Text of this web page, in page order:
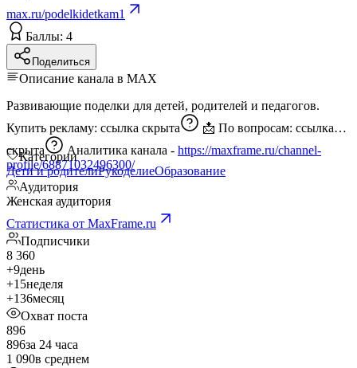
max.ru/podelkidetkam1
Баллы: 4
Поделиться
Описание канала в MAX
Развивающие поделки для детей, родителей и педагогов.
Купить рекламу: ссылка скрыта 📩 По вопросам: ссылка
скрыта
Аналитика канала - https://maxframe.ru/channel-
profile/68871032496300/
Категории
Дети и родителиРукоделиеОбразование
Аудитория
Женская аудитория
Статистика от MaxFrame.ru
Подписчики
8 360
+9день
+15неделя
+136месяц
Охват поста
896
896за 24 часа
1 090в среднем